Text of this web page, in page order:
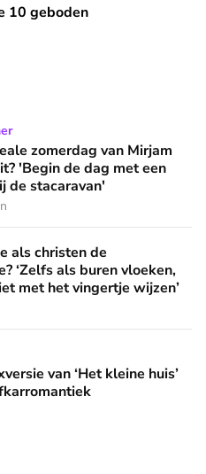
10 geboden
van Mirjam Bouwman eruit?
zomerdag van Mirjam
'Begin de dag met een
de stacaravan'
buurtbarbecue? ‘Zelfs als
als christen de
‘Zelfs als buren vloeken,
met het vingertje wijzen’
kleine huis’ biedt fijne
van ‘Het kleine huis’